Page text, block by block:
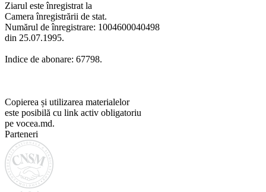
Ziarul este înregistrat la
Camera înregistrării de stat.
Numărul de înregistrare: 1004600040498
din 25.07.1995.
Indice de abonare: 67798.
Copierea și utilizarea materialelor
este posibilă cu link activ obligatoriu
pe vocea.md.
Parteneri